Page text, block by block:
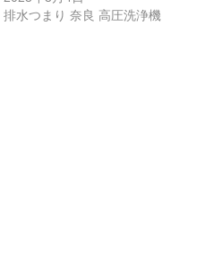
排水つまり 奈良 高圧洗浄機